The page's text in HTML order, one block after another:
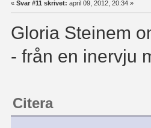
« Svar #11 skrivet: april 09, 2012, 20:34 »
Gloria Steinem
- från en inervju
Citera